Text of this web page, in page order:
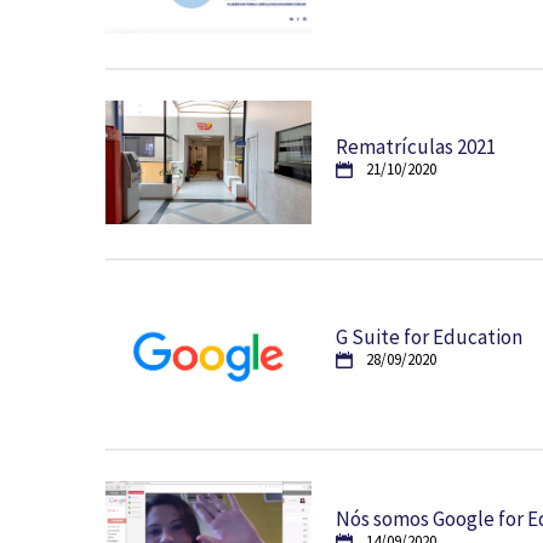
Rematrículas 2021
21/10/2020
G Suite for Education
28/09/2020
Nós somos Google for